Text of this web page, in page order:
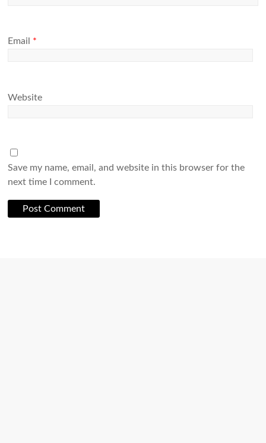
Email *
Website
Save my name, email, and website in this browser for the
next time I comment.